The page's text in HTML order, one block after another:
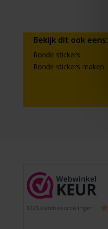
Bekijk dit ook eens:
Ronde stickers
Ronde stickers maken
8225 klantbeoordelingen